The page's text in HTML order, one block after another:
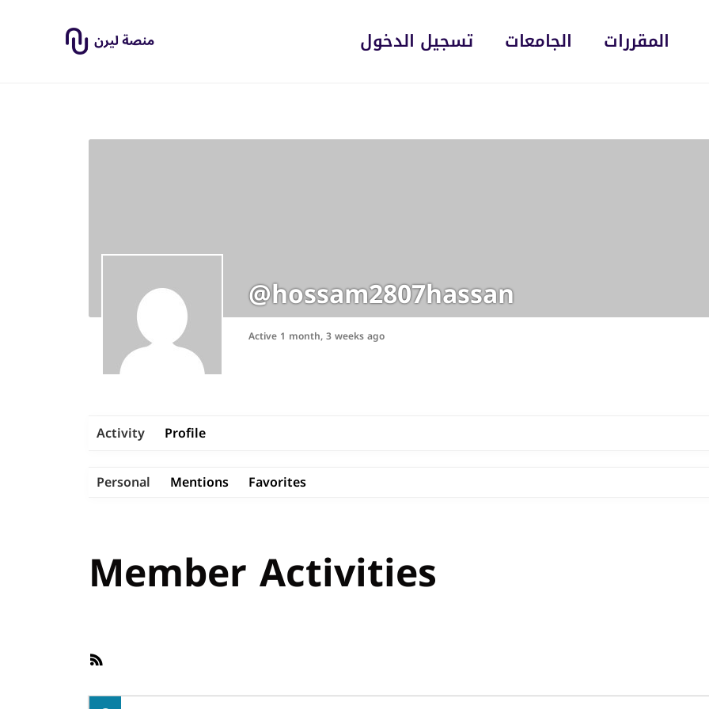
تسجيل الدخول الجامعات المقررات
@hossam2807hassan
Active 1 month, 3 weeks ago
Activity
Profile
Personal
Mentions Favorites
Member Activities
RSS